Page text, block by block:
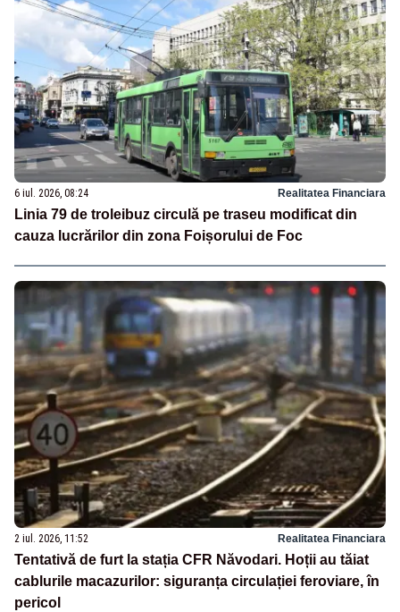
6 iul. 2026, 08:24 Realitatea Financiara
Linia 79 de troleibuz circulă pe traseu modificat din
cauza lucrărilor din zona Foișorului de Foc
2 iul. 2026, 11:52 Realitatea Financiara
Tentativă de furt la stația CFR Năvodari. Hoții au tăiat
cablurile macazurilor: siguranța circulației feroviare, în
pericol